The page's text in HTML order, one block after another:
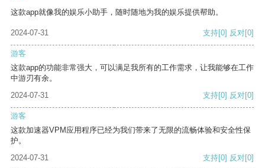
这款app就像我的娱乐小助手，随时随地为我的娱乐提供帮助。
2024-07-31 支持[0] 反对[0]
游客
这款app的功能非常强大，可以满足我所有的工作需求，让我能够在工作
中游刃有余。
2024-07-31
支持[0] 反对[0]
游客
这款加速器VPM应用程序已经为我们带来了无限的流畅体验和安全性保
护。
2024-07-31
支持[0] 反对[0]